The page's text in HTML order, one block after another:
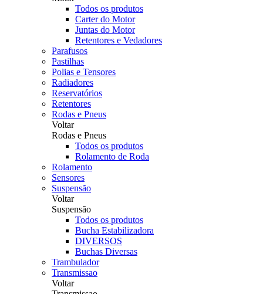
Todos os produtos
Carter do Motor
Juntas do Motor
Retentores e Vedadores
Parafusos
Pastilhas
Polias e Tensores
Radiadores
Reservatórios
Retentores
Rodas e Pneus
Voltar
Rodas e Pneus
Todos os produtos
Rolamento de Roda
Rolamento
Sensores
Suspensão
Voltar
Suspensão
Todos os produtos
Bucha Estabilizadora
DIVERSOS
Buchas Diversas
Trambulador
Transmissao
Voltar